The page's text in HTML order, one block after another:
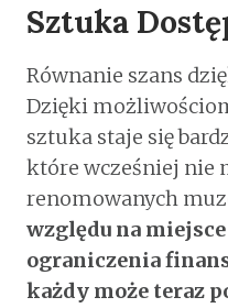
Sztuka
Równanie szans
Dzięki
sztuka staje się
które wcześniej nie
renomowanych
względu na
ograniczenia
każdy może teraz